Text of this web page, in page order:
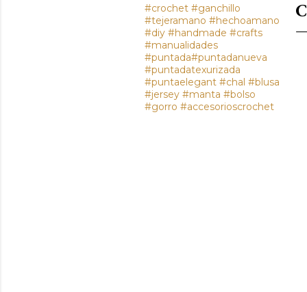
#crochet #ganchillo
#tejeramano #hechoamano
#diy #handmade #crafts
#manualidades
#puntada#puntadanueva
#puntadatexurizada
#puntaelegant #chal #blusa
#jersey #manta #bolso
#gorro #accesorioscrochet